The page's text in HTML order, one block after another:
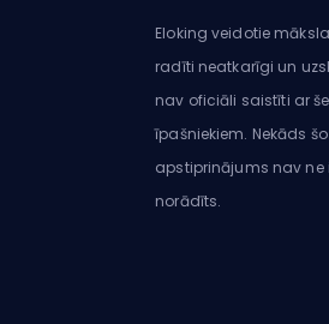
Eloking veidotie
radīti neatkarīgi un
nav oficiāli saistīti ar
īpašniekiem. Nekāds
apstiprinājums nav ne
norādīts.